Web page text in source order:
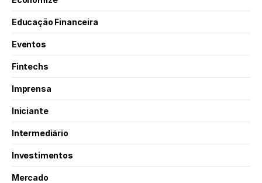
Educação Financeira
Eventos
Fintechs
Imprensa
Iniciante
Intermediário
Investimentos
Mercado